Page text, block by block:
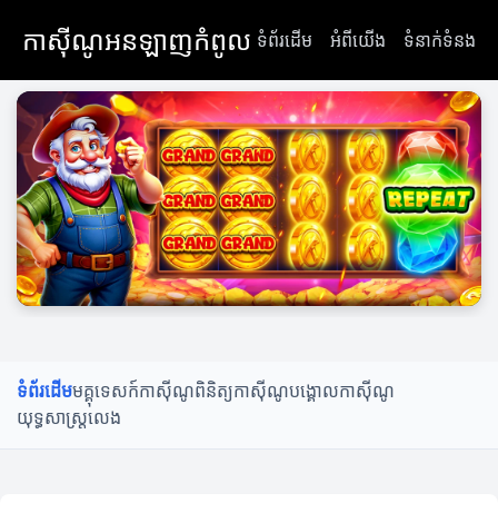
កាស៊ីណូអនឡាញកំពូល ទំព័រដើម អំពីយើង ទំនាក់ទំនង
ទំព័រដើមមគ្គុទេសក៍កាស៊ីណូពិនិត្យកាស៊ីណូបង្គោលកាស៊ីណូ
យុទ្ធសាស្ត្រលេង